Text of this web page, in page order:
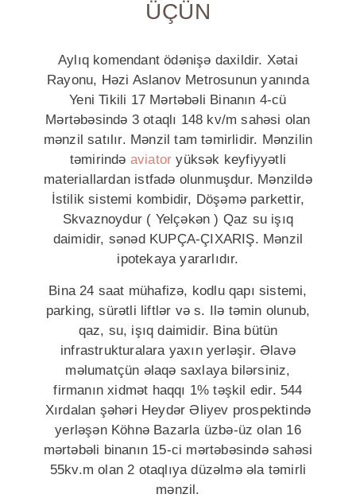
ÜÇÜN
Aylıq komendant ödənişə daxildir. Xətai
Rayonu, Həzi Aslanov Metrosunun yanında
Yeni Tikili 17 Mərtəbəli Binanın 4-cü
Mərtəbəsində 3 otaqlı 148 kv/m sahəsi olan
mənzil satılır. Mənzil tam təmirlidir. Mənzilin
təmirində aviator yüksək keyfiyyətli
materiallardan istfadə olunmuşdur. Mənzildə
İstilik sistemi kombidir, Döşəmə parkettir,
Skvaznoydur ( Yelçəkən ) Qaz su işıq
daimidir, sənəd KUPÇA-ÇIXARIŞ. Mənzil
ipotekaya yararlıdır.
Bina 24 saat mühafizə, kodlu qapı sistemi,
parking, sürətli liftlər və s. Ilə təmin olunub,
qaz, su, işıq daimidir. Bina bütün
infrastrukturalara yaxın yerləşir. Əlavə
məlumatçün əlaqə saxlaya bilərsiniz,
firmanın xidmət haqqı 1% təşkil edir. 544
Xırdalan şəhəri Heydər Əliyev prospektində
yerləşən Köhnə Bazarla üzbə-üz olan 16
mərtəbəli binanın 15-ci mərtəbəsində sahəsi
55kv.m olan 2 otaqlıya düzəlmə əla təmirli
mənzil.